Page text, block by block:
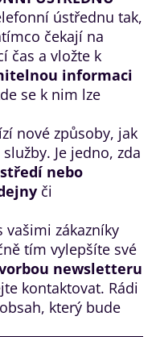
ústřednu tak,
čekají na
čas a vložte k
informaci
se k nim lze
nové způsoby, jak
Je jedno, zda
nebo
či
zákazníky
tím vylepšíte své
newsletteru
kontaktovat. Rádi
který bude